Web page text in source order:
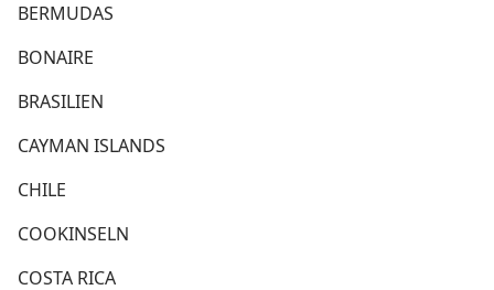
BERMUDAS
BONAIRE
BRASILIEN
CAYMAN ISLANDS
CHILE
COOKINSELN
COSTA RICA